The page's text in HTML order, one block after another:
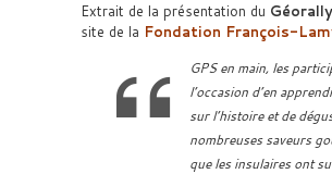
Extrait de la présentation du
site de la Fondation François-
GPS en main, les
l’occasion d’en
sur l’histoire et de
nombreuses saveurs
que les insulaires ont